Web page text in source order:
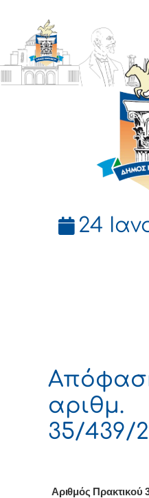
ΔΗΜΟΣ
24
αριθμ.
35/439/
Αριθμός Πρακτικού